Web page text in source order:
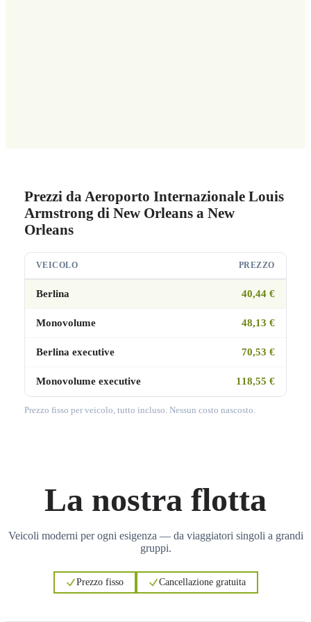
Prezzi da Aeroporto Internazionale Louis
Armstrong di New Orleans a New
Orleans
VEICOLO PREZZO
Berlina 40,44 €
Monovolume 48,13 €
Berlina executive 70,53 €
Monovolume executive 118,55 €
Prezzo fisso per veicolo, tutto incluso. Nessun costo nascosto.
La nostra flotta
Veicoli moderni per ogni esigenza — da viaggiatori singoli a grandi
gruppi.
Prezzo fisso Cancellazione gratuita